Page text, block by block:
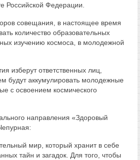
Российской Федерации.
совещания, в настоящее время
количество образовательных
изучению космоса, в молодежной
изберут ответственных лиц,
будут аккумулировать молодежные
с освоением космического
направления «Здоровый
мир, который хранит в себе
тайн и загадок. Для того, чтобы